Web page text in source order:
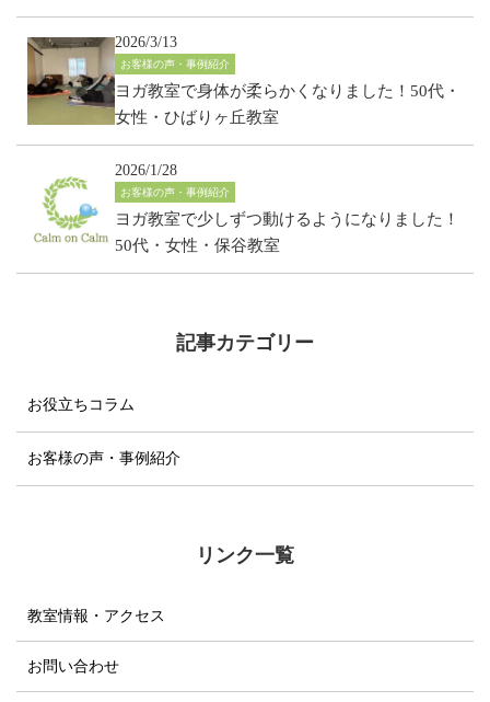
2026/3/13
お客様の声・事例紹介
ヨガ教室で身体が柔らかくなりました！50代・
女性・ひばりヶ丘教室
2026/1/28
お客様の声・事例紹介
ヨガ教室で少しずつ動けるようになりました！
50代・女性・保谷教室
記事カテゴリー
お役立ちコラム
お客様の声・事例紹介
リンク一覧
教室情報・アクセス
お問い合わせ